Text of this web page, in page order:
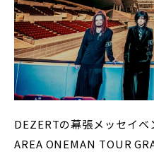
DEZERTの幕張メッセイ
AREA ONEMAN TOUR